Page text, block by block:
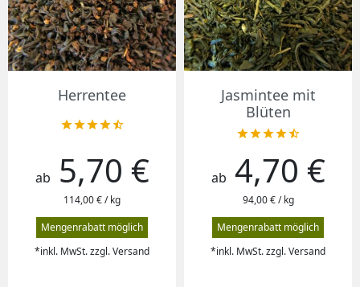
Herrentee

Preis
ab 5,70 €
114,00 € / kg
Mengenrabatt möglich
*inkl. MwSt. zzgl. Versand
Jasmintee mit
Blüten

Preis
ab 4,70 €
94,00 € / kg
Mengenrabatt möglich
*inkl. MwSt. zzgl. Versand